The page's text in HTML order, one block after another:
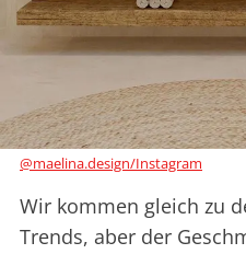
@maelina.design/Instagram
Wir kommen gleich zu
Trends, aber der